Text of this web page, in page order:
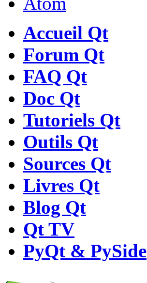
Accueil Qt
Forum Qt
FAQ Qt
Doc Qt
Tutoriels Qt
Outils Qt
Sources Qt
Livres Qt
Blog Qt
Qt TV
PyQt & PySide